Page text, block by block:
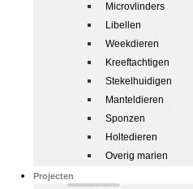
Microvlinders
Libellen
Weekdieren
Kreeftachtigen
Stekelhuidigen
Manteldieren
Sponzen
Holtedieren
Overig marien
Projecten